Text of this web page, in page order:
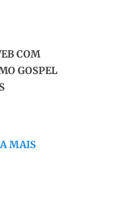
COM
GOSPEL
MAIS